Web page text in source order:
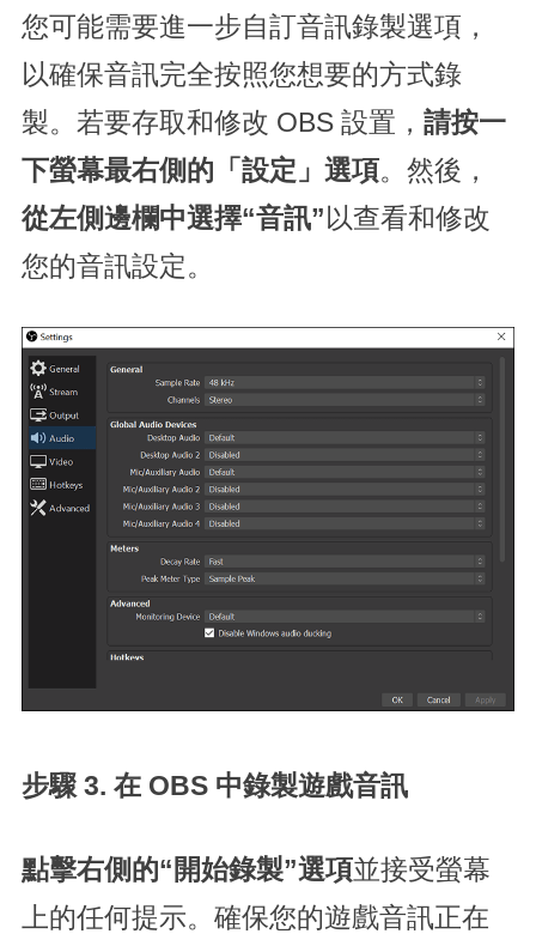
您可能需要進一步自訂音訊錄製選項，
以確保音訊完全按照您想要的方式錄
製。若要存取和修改 OBS 設置， 請按一
下螢幕最右側的「設定」選項。然後，
從左側邊欄中選擇“音訊”以查看和修改
您的音訊設定。
步驟 3. 在 OBS 中錄製遊戲音訊
點擊右側的“開始錄製”選項並接受螢幕
上的任何提示。確保您的遊戲音訊正在